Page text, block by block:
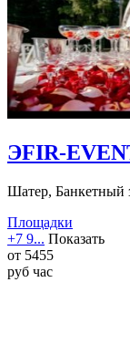
ЭFIR-
Шатер, Банкетный
Площадки
+7 9... Показать
от 5455
руб час